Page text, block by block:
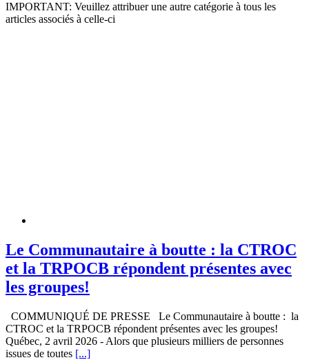
IMPORTANT: Veuillez attribuer une autre catégorie à tous les
articles associés à celle-ci
Le Communautaire à boutte : la CTROC
et la TRPOCB répondent présentes avec
les groupes!
COMMUNIQUÉ DE PRESSE Le Communautaire à boutte : la
CTROC et la TRPOCB répondent présentes avec les groupes!
Québec, 2 avril 2026 - Alors que plusieurs milliers de personnes
issues de toutes [...]